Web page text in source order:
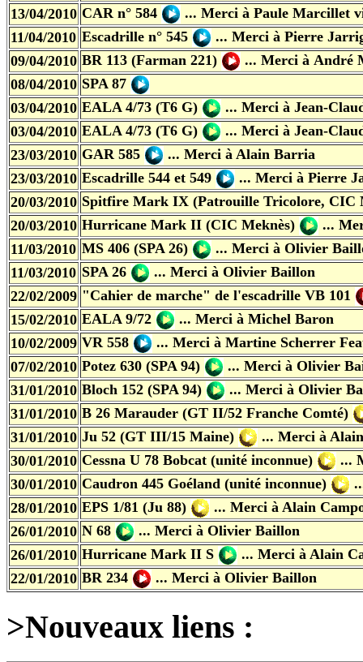
13/04/2010 CAR n° 584 ... Merci à Paule Marcillet
11/04/2010 Escadrille n° 545 ... Merci à Pierre
09/04/2010 BR 113 (Farman 221) ... Merci à André
08/04/2010 SPA 87
03/04/2010 EALA 4/73 (T6 G)
... Merci à Jean-
03/04/2010 EALA 4/73 (T6 G)
... Merci à Jean-
23/03/2010 GAR 585
... Merci à Alain Barria
23/03/2010 Escadrille 544 et 549
... Merci à Pierre
20/03/2010 Spitfire Mark IX (Patrouille Tricolore, CIC
20/03/2010 Hurricane Mark II (CIC Meknès)
...
11/03/2010 MS 406 (SPA 26)
... Merci à Olivier
11/03/2010 SPA 26
... Merci à Olivier Baillon
22/02/2009 "Cahier de marche" de l'escadrille VB 101
15/02/2010 EALA 9/72
... Merci à Michel Baron
10/02/2009 VR 558
... Merci à Martine Scherrer
07/02/2010 Potez 630 (SPA 94)
... Merci à Olivier
31/01/2010 Bloch 152 (SPA 94)
... Merci à Olivier
31/01/2010 B 26 Marauder (GT II/52 Franche Comté)
31/01/2010 Ju 52 (GT III/15 Maine)
... Merci à
30/01/2010 Cessna U 78 Bobcat (unité inconnue)
...
30/01/2010 Caudron 445 Goéland (unité inconnue)
28/01/2010 EPS 1/81 (Ju 88)
... Merci à Alain
26/01/2010 N 68
... Merci à Olivier Baillon
26/01/2010 Hurricane Mark II S
... Merci à Alain
22/01/2010 BR 234 ... Merci à Olivier Baillon
>Nouveaux liens :